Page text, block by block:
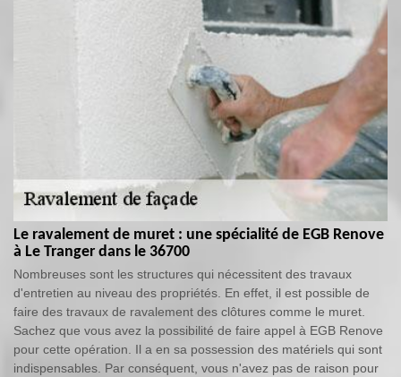
Le ravalement de muret : une spécialité de EGB Renove
à Le Tranger dans le 36700
Nombreuses sont les structures qui nécessitent des travaux
d'entretien au niveau des propriétés. En effet, il est possible de
faire des travaux de ravalement des clôtures comme le muret.
Sachez que vous avez la possibilité de faire appel à EGB Renove
pour cette opération. Il a en sa possession des matériels qui sont
indispensables. Par conséquent, vous n'avez pas de raison pour